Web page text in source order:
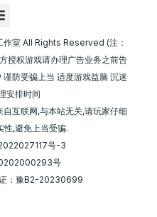
室 All Rights Reserved (注：
授权游戏请办理广告业务之前告
防受骗上当 适度游戏益脑 沉迷
安排时间
互联网,与本站无关,请玩家仔细
性,避免上当受骗.
号-3
号
：豫B2-20230699